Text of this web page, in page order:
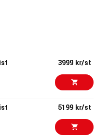
When not used as a Hi
for a quick and trashy
3999 kr/st
5199 kr/st